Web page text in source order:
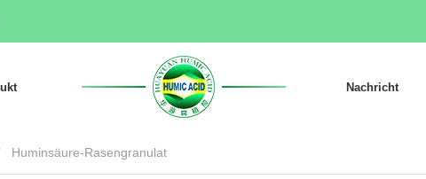
Nachricht
Huminsäure-Rasengranulat